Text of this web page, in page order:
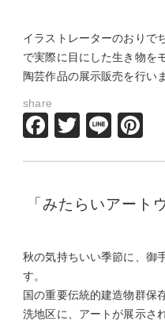
イラストレーターのおりで
で実際に目にした生き物を
陶芸作品の展示販売を行い
share
Facebook
Twitter
Line
「みたらいアート
秋の気持ちいい季節に、御
す。
国の重要伝統的建造物群保
洗地区に、アートが展示さ